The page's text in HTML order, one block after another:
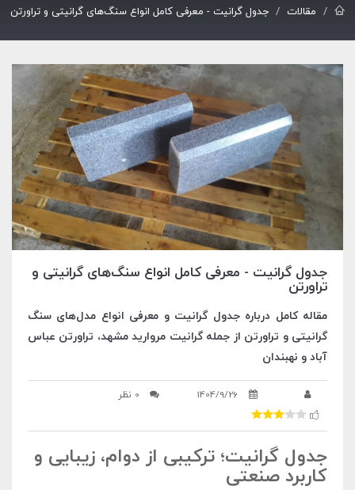
مقالات جدول گرانیت - معرفی کامل انواع سنگ‌های گرانیتی و تراورتن
جدول گرانیت - معرفی کامل انواع سنگ‌های گرانیتی و
تراورتن
مقاله کامل درباره جدول گرانیت و معرفی انواع مدل‌های سنگ
گرانیتی و تراورتن از جمله گرانیت مروارید مشهد، تراورتن عباس
آباد و نهبندان
1404/9/26 0 نظر
جدول گرانیت؛ ترکیبی از دوام، زیبایی و
کاربرد صنعتی